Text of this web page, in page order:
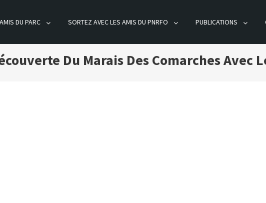
DU PARC SORTEZ AVEC LES AMIS DU PNRFO PUBLICATIONS
Du Marais Des Comarches Avec